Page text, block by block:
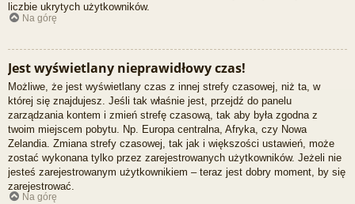
liczbie ukrytych użytkowników.
Na górę
Jest wyświetlany nieprawidłowy czas!
Możliwe, że jest wyświetlany czas z innej strefy czasowej, niż ta, w
której się znajdujesz. Jeśli tak właśnie jest, przejdź do panelu
zarządzania kontem i zmień strefę czasową, tak aby była zgodna z
twoim miejscem pobytu. Np. Europa centralna, Afryka, czy Nowa
Zelandia. Zmiana strefy czasowej, tak jak i większości ustawień, może
zostać wykonana tylko przez zarejestrowanych użytkowników. Jeżeli nie
jesteś zarejestrowanym użytkownikiem – teraz jest dobry moment, by się
zarejestrować.
Na górę